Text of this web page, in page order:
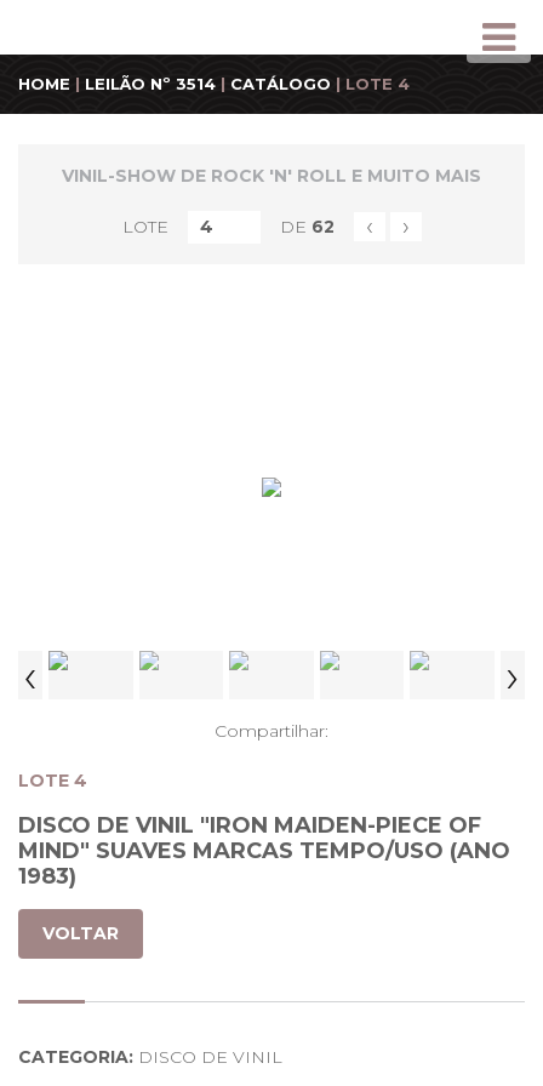
HOME | LEILÃO Nº 3514 | CATÁLOGO | LOTE 4
VINIL-SHOW DE ROCK 'N' ROLL E MUITO MAIS
LOTE DE 62 ‹ ›
‹ ›
Compartilhar:
LOTE 4
DISCO DE VINIL "IRON MAIDEN-PIECE OF
MIND" SUAVES MARCAS TEMPO/USO (ANO
1983)
VOLTAR
CATEGORIA: DISCO DE VINIL